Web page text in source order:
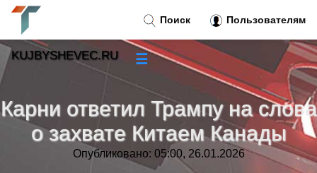
Карни ответил Трампу на слова
о захвате Китаем Канады
Опубликовано: 05:00, 26.01.2026
Поиск Пользователям
KUJBYSHEVEC.RU ☰
»
Тренды новостей»
»